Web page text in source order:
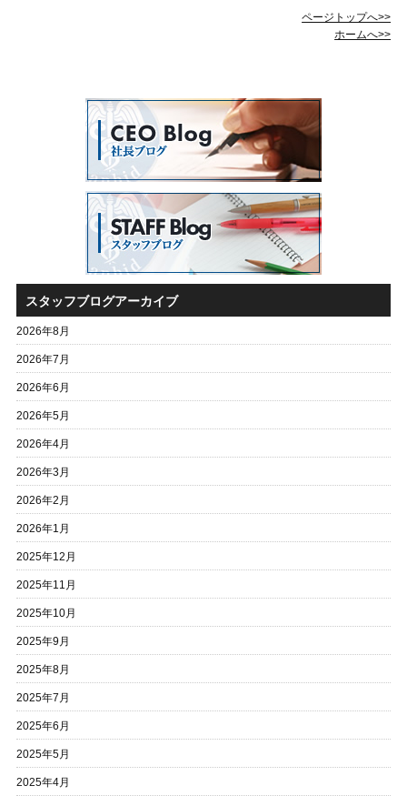
ページトップへ>>
ホームへ>>
スタッフブログアーカイブ
2026年8月
2026年7月
2026年6月
2026年5月
2026年4月
2026年3月
2026年2月
2026年1月
2025年12月
2025年11月
2025年10月
2025年9月
2025年8月
2025年7月
2025年6月
2025年5月
2025年4月